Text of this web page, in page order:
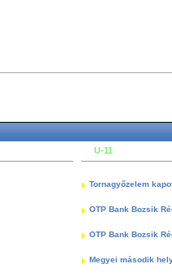
U-11
Tornagyőzelem
OTP Bank Bozsik
OTP Bank Bozsik
Megyei második